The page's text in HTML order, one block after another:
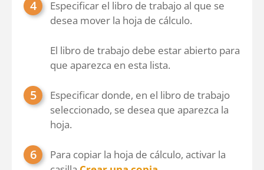
Especificar el libro de trabajo al que se
desea mover la hoja de cálculo.
El libro de trabajo debe estar abierto para
que aparezca en esta lista.
Especificar donde, en el libro de trabajo
seleccionado, se desea que aparezca la
hoja.
Para copiar la hoja de cálculo, activar la